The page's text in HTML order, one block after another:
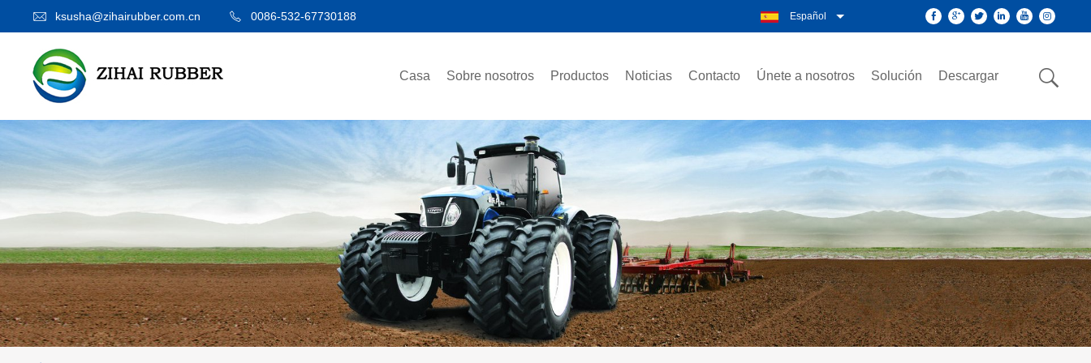
ksusha@zihairubber.com.cn 0086-532-67730188 Español
Casa Sobre nosotros Productos Noticias Contacto Únete a nosotros Solución Descargar